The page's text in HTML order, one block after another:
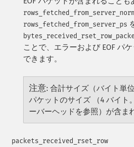
rows_fetched_from_server_ps
ことで、エラーおよび EOF パ
できます。
注意: 合計サイズ（バイト単
パケットのサイズ （4 バイト
ーバーヘッドを参照）が含ま
packets_received_rset_row